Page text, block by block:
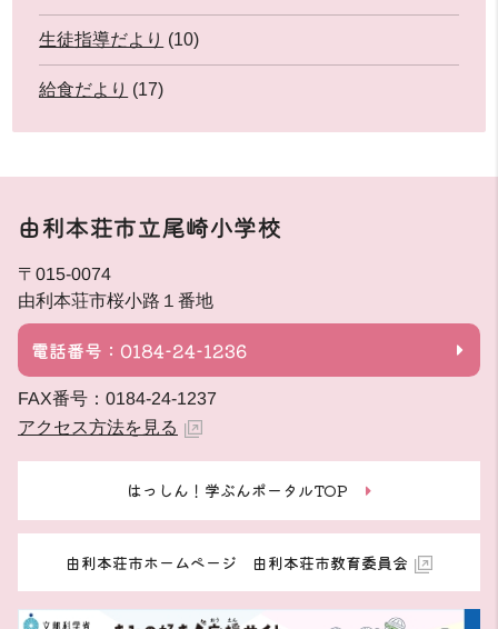
生徒指導だより (10)
給食だより (17)
由利本荘市立尾崎小学校
〒015-0074
由利本荘市桜小路１番地
電話番号：0184-24-1236
FAX番号：0184-24-1237
アクセス方法を見る
はっしん！学ぶんポータルTOP
由利本荘市ホームページ 由利本荘市教育委員会